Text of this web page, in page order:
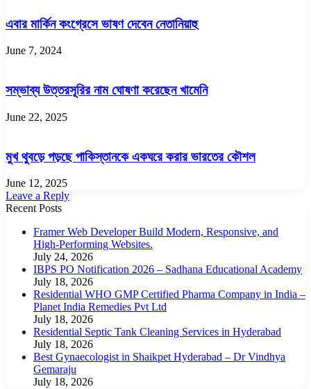
এবার মার্কিন কংগ্রেসে ভাষণ দেবেন নেতানিয়াহু
June 7, 2024
সম্ভাব্য উত্তরসূরির নাম ঘোষণা করেছেন খামেনি
June 22, 2025
মুখ থুবড়ে পড়ছে পাকিস্তানকে একঘরে করার ভারতের কৌশল
June 12, 2025
Leave a Reply
Recent Posts
Framer Web Developer Build Modern, Responsive, and
High-Performing Websites.
July 24, 2026
IBPS PO Notification 2026 – Sadhana Educational Academy
July 18, 2026
Residential WHO GMP Certified Pharma Company in India –
Planet India Remedies Pvt Ltd
July 18, 2026
Residential Septic Tank Cleaning Services in Hyderabad
July 18, 2026
Best Gynaecologist in Shaikpet Hyderabad – Dr Vindhya
Gemaraju
July 18, 2026